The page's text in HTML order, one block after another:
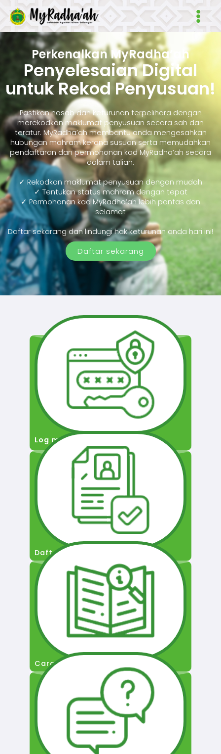
Main
Perkenalkan MyRadha’ah
Penyelesaian Digital
untuk Rekod Penyusuan!
Pastikan nasab dan keturunan terpelihara dengan
merekodkan maklumat penyusuan secara sah dan
teratur. MyRadha’ah membantu anda mengesahkan
hubungan mahram kerana susuan serta memudahkan
pendaftaran dan permohonan kad MyRadha’ah secara
dalam talian.
✓ Rekodkan maklumat penyusuan dengan mudah
✓ Tentukan status mahram dengan tepat
✓ Permohonan kad MyRadha’ah lebih pantas dan
selamat
Daftar sekarang dan lindungi hak keturunan anda hari ini!
Daftar sekarang
Log masuk
Daftar Pengguna
Cara Permohonan